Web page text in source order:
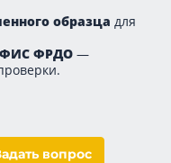
образца для
ФИС ФРДО —
вопрос